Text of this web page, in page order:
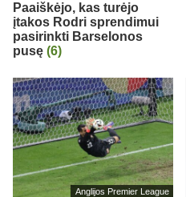
Paaiškėjo, kas turėjo
įtakos Rodri sprendimui
pasirinkti Barselonos
pusę (6)
Anglijos Premier League